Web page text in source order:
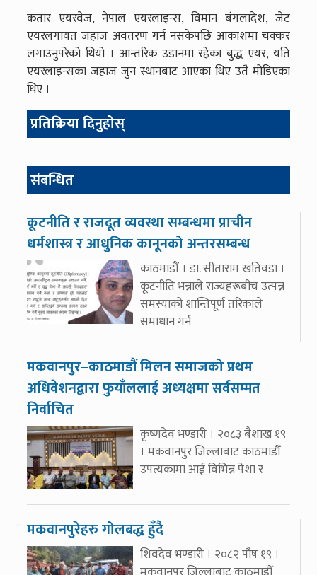
कतार एयरवेज, नेपाल एयरलाइन्स, विमान बंगलादेश, जेट
एयरलगायत जहाज अवतरण गर्न नसकेपछि आकाशमा चक्कर
लगाउनुपरेको थियो । आन्तरिक उडानमा रहेका बुद्ध एयर, यति
एयरलाइन्सका जहाज जुन स्थानबाट आएका थिए उतै मोडिएका
थिए ।
प्रतिक्रिया दिनुहोस्
संबन्धित
कूटनीति र राजदूत व्यवस्था सम्बन्धमा प्राचीन
धर्मशास्त्र र आधुनिक कानूनको अन्तरसम्बन्ध
काठमाडौं । डा. सीताराम खतिवडा ।
कूटनीति भन्नाले राज्यहरूबीच उत्पन्न
समस्याको शान्तिपूर्ण तरिकाले
समाधान गर्न
मकवानपुर–काठमाडौं मिलन समाजको प्रथम
अधिवेशनद्वारा फुयाँललाई अध्यक्षमा सर्वसम्मत
निर्वाचित
कृष्णदेव भण्डारी । २०८३ बैशाख १९
। मकवानपुर जिल्लाबाट काठमाडौँ
उपत्यकामा आई विभिन्न पेशा र
मकवानपुरेहरु गोलबद्ध हुँदै
शिवदेव भण्डारी । २०८२ पौष १९ ।